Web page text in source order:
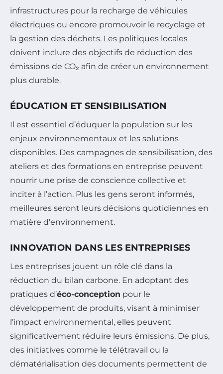
infrastructures pour la recharge de véhicules
électriques ou encore promouvoir le recyclage et
la gestion des déchets. Les politiques locales
doivent inclure des objectifs de réduction des
émissions de CO₂ afin de créer un environnement
plus durable.
ÉDUCATION ET SENSIBILISATION
Il est essentiel d’éduquer la population sur les
enjeux environnementaux et les solutions
disponibles. Des campagnes de sensibilisation, des
ateliers et des formations en entreprise peuvent
nourrir une prise de conscience collective et
inciter à l’action. Plus les gens seront informés,
meilleures seront leurs décisions quotidiennes en
matière d’environnement.
INNOVATION DANS LES ENTREPRISES
Les entreprises jouent un rôle clé dans la
réduction du bilan carbone. En adoptant des
pratiques d’éco-conception pour le
développement de produits, visant à minimiser
l’impact environnemental, elles peuvent
significativement réduire leurs émissions. De plus,
des initiatives comme le télétravail ou la
dématérialisation des documents permettent de